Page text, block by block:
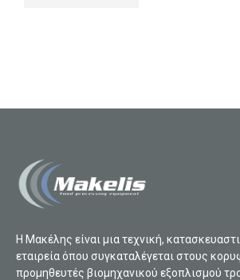
Η Μακέλης είναι μια τεχνική,
εταιρεία όπου συγκαταλέγεται στους
προμηθευτές βιομηχανικού εξοπλισμού